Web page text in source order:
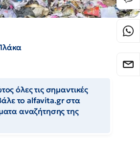
όλες τις σημαντικές
το alfavita.gr στα
αναζήτησης της